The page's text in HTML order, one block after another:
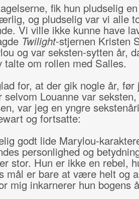
fik hun pludselig
og pludselig var vi alle
Vi ville ikke kunne have
Twilight-stjernen Kristen
og var seksten-sytten år,
talte om rollen med Salles.
for, at der gik nogle år, før
selvom Louanne var
var jeg en yngre
og fortsatte:
godt lide Marylou-
personlighed og
stor. Hun er ikke en rebel,
mål er bare at være helt og
mig inkarnerer hun bogens